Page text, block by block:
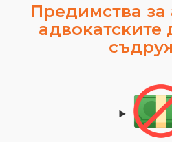
Предимства за
адвокатските